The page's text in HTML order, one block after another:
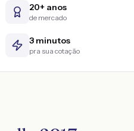
20+ anos
de mercado
3 minutos
pra sua cotação